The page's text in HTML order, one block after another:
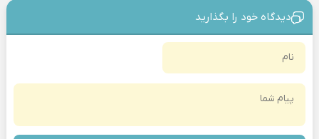
دیدگاه خود را بگذارید